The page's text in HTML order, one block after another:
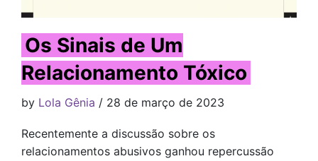
Os Sinais de Um
Relacionamento Tóxico
by Lola Gênia / 28 de março de 2023
Recentemente a discussão sobre os
relacionamentos abusivos ganhou repercussão